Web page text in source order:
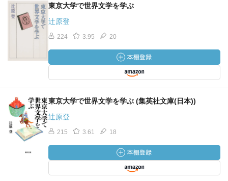
東京大学で世界文学を学ぶ
辻原登
224 3.95 20
東京大学で世界文学を学ぶ (集英社文庫(日本))
辻原登
215 3.61 18